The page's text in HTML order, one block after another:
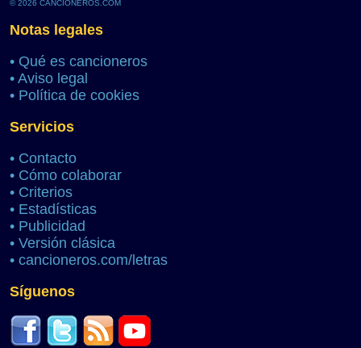
© 2026 CANCIONEROS.COM
Notas legales
• Qué es cancioneros
• Aviso legal
• Política de cookies
Servicios
• Contacto
• Cómo colaborar
• Criterios
• Estadísticas
• Publicidad
• Versión clásica
• cancioneros.com/letras
Síguenos